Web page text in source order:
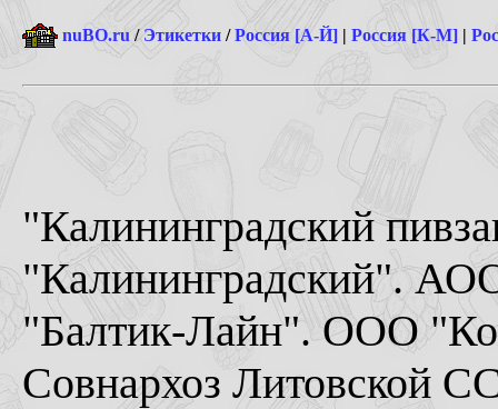
nuBO.ru /Этикетки /Россия [А-Й] | Россия [К-М] |
"Калининградский
"Калининградский".
"Балтик-Лайн". ООО
Совнархоз Литовской